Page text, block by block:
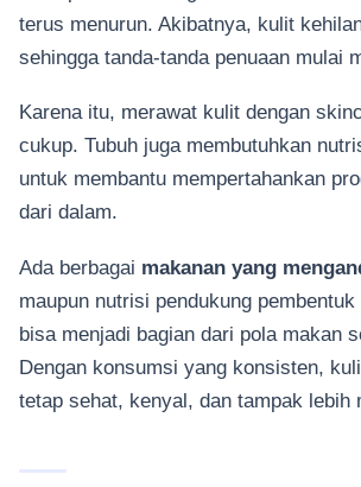
terus menurun. Akibatnya, kulit
sehingga tanda-tanda penuaan mulai
Karena itu, merawat kulit dengan
cukup. Tubuh juga membutuhkan
untuk membantu mempertahankan
dari dalam.
Ada berbagai makanan yang
maupun nutrisi pendukung
bisa menjadi bagian dari pola makan
Dengan konsumsi yang konsisten,
tetap sehat, kenyal, dan tampak lebih